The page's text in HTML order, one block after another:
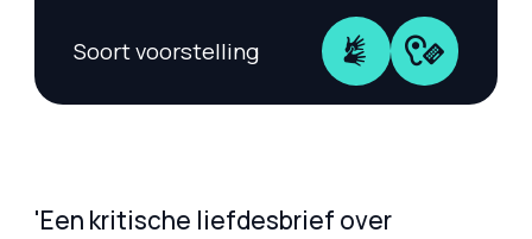
'Een kritische liefdesbrief over
Soort voorstelling